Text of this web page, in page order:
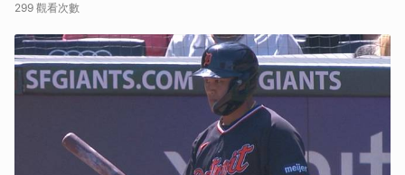
299 觀看次數